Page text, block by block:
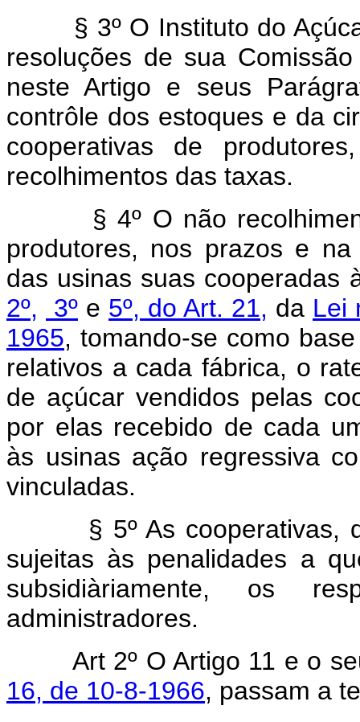
§ 3º O Instituto do Açúcar
resoluções de sua
neste Artigo e seus
contrôle dos estoques e da
cooperativas de
recolhimentos das taxas.
§ 4º O não
produtores, nos prazos e
das usinas suas cooperadas
2º,
3º e 5º, do Art. 21, da Lei
1965, tomando-se como
relativos a cada fábrica, o
de açúcar vendidos pelas
por elas recebido de cada
às usinas ação regressiva
vinculadas.
§ 5º As cooperativas, de
sujeitas às penalidades a
subsidiàriamente, os
administradores.
Art 2º O Artigo 11 e o
16, de 10-8-1966, passam a